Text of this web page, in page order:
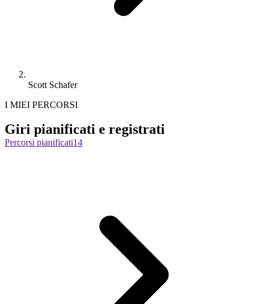
Scott Schafer
I MIEI PERCORSI
Giri pianificati e registrati
Percorsi pianificati14